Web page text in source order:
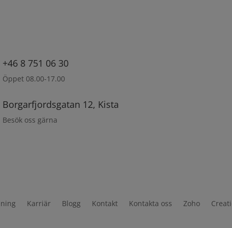
+46 8 751 06 30
Öppet 08.00-17.00
Borgarfjordsgatan 12, Kista
Besök oss gärna
Karriär Blogg Kontakt Kontakta oss Zoho